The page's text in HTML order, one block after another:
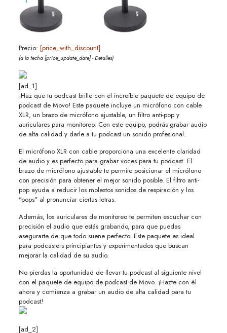
Precio: [price_with_discount]
(a la fecha [price_update_date] -Detalles)
[ad_1]
¡Haz que tu podcast brille con el increíble paquete de equipo de
podcast de Movo! Este paquete incluye un micrófono con cable
XLR, un brazo de micrófono ajustable, un filtro anti-pop y
auriculares para monitoreo. Con este equipo, podrás grabar audio
de alta calidad y darle a tu podcast un sonido profesional.
El micrófono XLR con cable proporciona una excelente claridad
de audio y es perfecto para grabar voces para tu podcast. El
brazo de micrófono ajustable te permite posicionar el micrófono
con precisión para obtener el mejor sonido posible. El filtro anti-
pop ayuda a reducir los molestos sonidos de respiración y los
"pops" al pronunciar ciertas letras.
Además, los auriculares de monitoreo te permiten escuchar con
precisión el audio que estás grabando, para que puedas
asegurarte de que todo suene perfecto. Este paquete es ideal
para podcasters principiantes y experimentados que buscan
mejorar la calidad de su audio.
No pierdas la oportunidad de llevar tu podcast al siguiente nivel
con el paquete de equipo de podcast de Movo. ¡Hazte con él
ahora y comienza a grabar un audio de alta calidad para tu
podcast!
[ad_2]